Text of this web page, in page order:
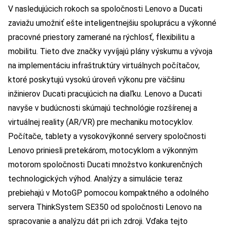
V nasledujúcich rokoch sa spoločnosti Lenovo a Ducati
zaviažu umožniť ešte inteligentnejšiu spoluprácu a výkonné
pracovné priestory zamerané na rýchlosť, flexibilitu a
mobilitu. Tieto dve značky vyvíjajú plány výskumu a vývoja
na implementáciu infraštruktúry virtuálnych počítačov,
ktoré poskytujú vysokú úroveň výkonu pre väčšinu
inžinierov Ducati pracujúcich na diaľku. Lenovo a Ducati
navyše v budúcnosti skúmajú technológie rozšírenej a
virtuálnej reality (AR/VR) pre mechaniku motocyklov.
Počítače, tablety a vysokovýkonné servery spoločnosti
Lenovo priniesli pretekárom, motocyklom a výkonným
motorom spoločnosti Ducati množstvo konkurenčných
technologických výhod. Analýzy a simulácie teraz
prebiehajú v MotoGP pomocou kompaktného a odolného
servera ThinkSystem SE350 od spoločnosti Lenovo na
spracovanie a analýzu dát pri ich zdroji. Vďaka tejto